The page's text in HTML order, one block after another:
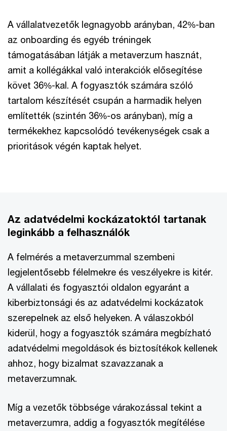
A vállalatvezetők legnagyobb arányban, 42%-ban
az onboarding és egyéb tréningek
támogatásában látják a metaverzum hasznát,
amit a kollégákkal való interakciók elősegítése
követ 36%-kal. A fogyasztók számára szóló
tartalom készítését csupán a harmadik helyen
említették (szintén 36%-os arányban), míg a
termékekhez kapcsolódó tevékenységek csak a
prioritások végén kaptak helyet.
Az adatvédelmi kockázatoktól tartanak
leginkább a felhasználók
A felmérés a metaverzummal szembeni
legjelentősebb félelmekre és veszélyekre is kitér.
A vállalati és fogyasztói oldalon egyaránt a
kiberbiztonsági és az adatvédelmi kockázatok
szerepelnek az első helyeken. A válaszokból
kiderül, hogy a fogyasztók számára megbízható
adatvédelmi megoldások és biztosítékok kellenek
ahhoz, hogy bizalmat szavazzanak a
metaverzumnak.
Míg a vezetők többsége várakozással tekint a
metaverzumra, addig a fogyasztók megítélése